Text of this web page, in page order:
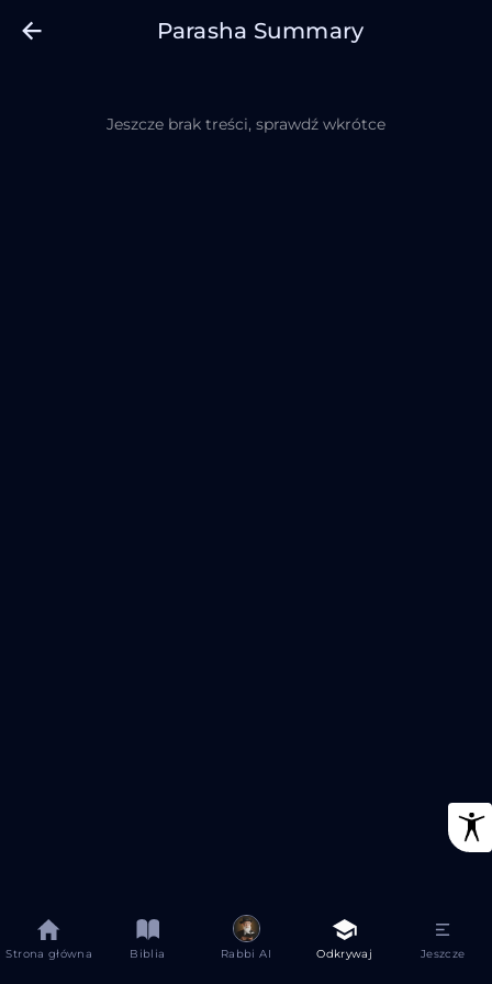
Parasha Summary
Jeszcze brak treści, sprawdź wkrótce
Strona główna Biblia Rabbi AI Odkrywaj Jeszcze